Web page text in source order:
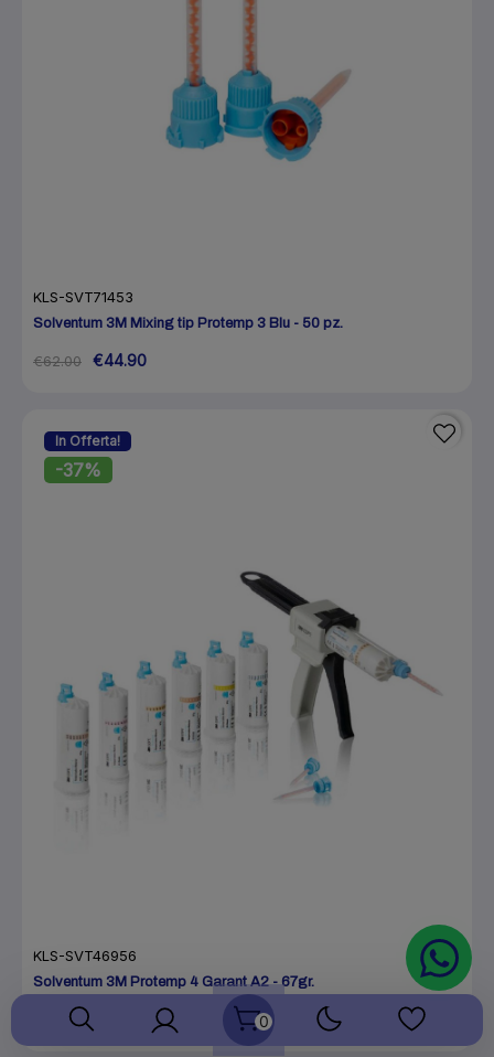
KLS-SVT71453
Solventum 3M Mixing tip Protemp 3 Blu - 50 pz.
€62.00 €44.90
In Offerta!
-37%
KLS-SVT46956
Solventum 3M Protemp 4 Garant A2 - 67gr.
€125.00 0